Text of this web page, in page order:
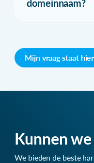
domeinnaam?
Mijn vraag staat
Kunnen
We bieden de beste